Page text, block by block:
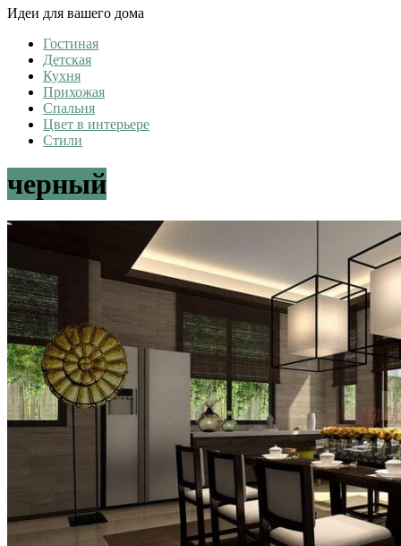
Идеи для вашего дома
Гостиная
Детская
Кухня
Прихожая
Спальня
Цвет в интерьере
Стили
черный